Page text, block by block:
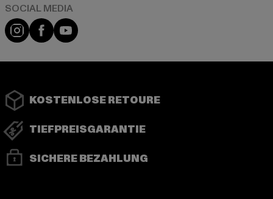
Instagram
FacebookYouTube
KOSTENLOSE RETOURE
TIEFPREISGARANTIE
SICHERE BEZAHLUNG